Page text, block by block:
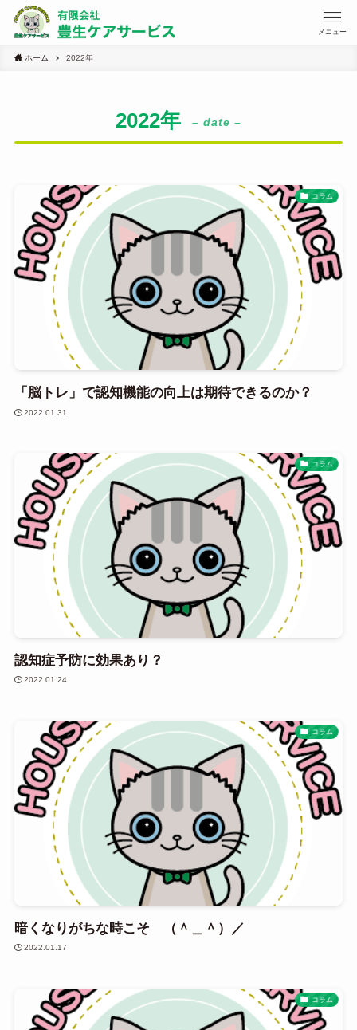
メニュー
ホーム 2022年
2022年 – date –
コラム
「脳トレ」で認知機能の向上は期待できるのか？
2022.01.31
コラム
認知症予防に効果あり？
2022.01.24
コラム
暗くなりがちな時こそ （＾＿＾）／
2022.01.17
コラム